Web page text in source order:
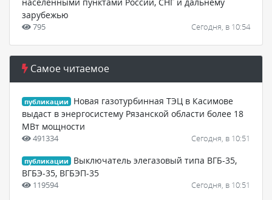
зарубежью
795 Сегодня, в 10:54
Самое читаемое
публикации
Новая газотурбинная ТЭЦ в Касимове
выдаст в энергосистему Рязанской области более 18
МВт мощности
491334 Сегодня, в 10:51
публикации
Выключатель элегазовый типа ВГБ-35,
ВГБЭ-35, ВГБЭП-35
119594 Сегодня, в 10:51